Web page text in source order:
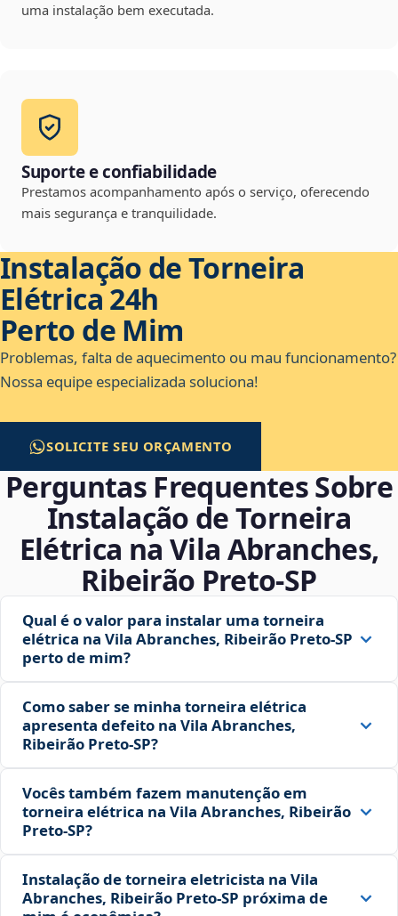
uma instalação bem executada.
Suporte e confiabilidade
Prestamos acompanhamento após o serviço, oferecendo
mais segurança e tranquilidade.
Instalação de Torneira
Elétrica 24h
Perto de Mim
Problemas, falta de aquecimento ou mau funcionamento?
Nossa equipe especializada soluciona!
SOLICITE SEU ORÇAMENTO
Perguntas Frequentes Sobre
Instalação de Torneira
Elétrica na Vila Abranches,
Ribeirão Preto‑SP
Qual é o valor para instalar uma torneira
elétrica na Vila Abranches, Ribeirão Preto‑SP
perto de mim?
Como saber se minha torneira elétrica
apresenta defeito na Vila Abranches,
Ribeirão Preto‑SP?
Vocês também fazem manutenção em
torneira elétrica na Vila Abranches, Ribeirão
Preto‑SP?
Instalação de torneira eletricista na Vila
Abranches, Ribeirão Preto‑SP próxima de